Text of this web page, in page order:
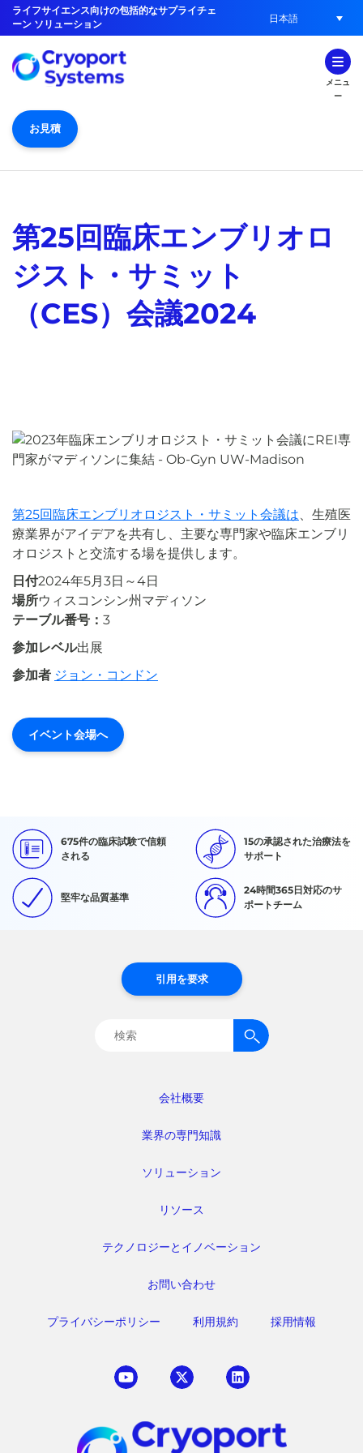
ライフサイエンス向けの包括的なサプライチェ
ーン ソリューション
日本語
メニュ
ー
お見積
第25回臨床エンブリオロ
ジスト・サミット
（CES）会議2024
第25回臨床エンブリオロジスト・サミット会議は、生殖医
療業界がアイデアを共有し、主要な専門家や臨床エンブリ
オロジストと交流する場を提供します。
日付2024年5月3日～4日
場所ウィスコンシン州マディソン
テーブル番号： 3
参加レベル出展
参加者 ジョン・コンドン
イベント会場へ
675件の臨床試験で信頼
される
15の承認された治療法を
サポート
堅牢な品質基準
24時間365日対応のサ
ポートチーム
会社概要
業界の専門知識
ソリューション
リソース
テクノロジーとイノベーション
お問い合わせ
プライバシーポリシー 利用規約 採用情報
引用を要求
検